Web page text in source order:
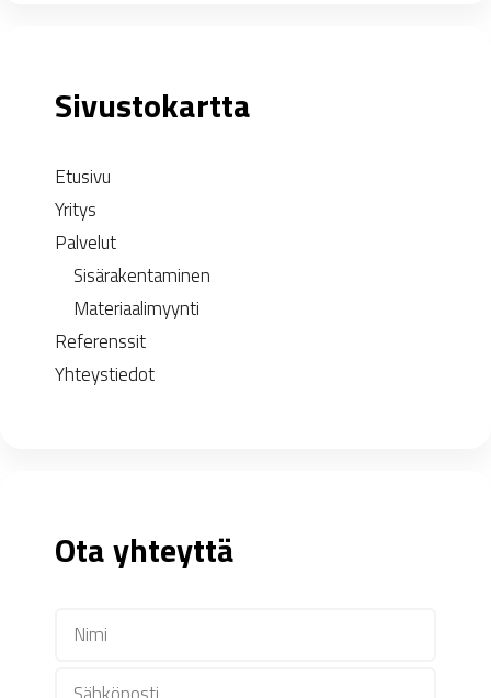
Sivustokartta
Etusivu
Yritys
Palvelut
Sisärakentaminen
Materiaalimyynti
Referenssit
Yhteystiedot
Ota yhteyttä